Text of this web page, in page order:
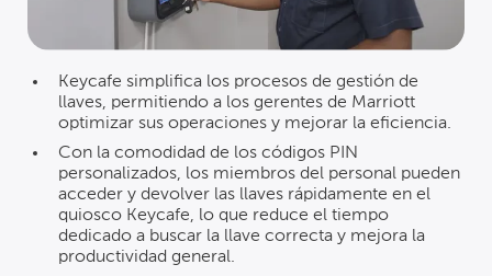
Keycafe simplifica los procesos de gestión de
llaves, permitiendo a los gerentes de Marriott
optimizar sus operaciones y mejorar la eficiencia.
Con la comodidad de los códigos PIN
personalizados, los miembros del personal pueden
acceder y devolver las llaves rápidamente en el
quiosco Keycafe, lo que reduce el tiempo
dedicado a buscar la llave correcta y mejora la
productividad general.